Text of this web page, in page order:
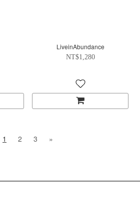
LiveinAbundance
NT$1,280
1 2 3 »